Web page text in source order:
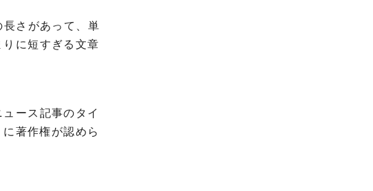
さがあって、単
に短すぎる文章
ース記事のタイ
著作権が認めら